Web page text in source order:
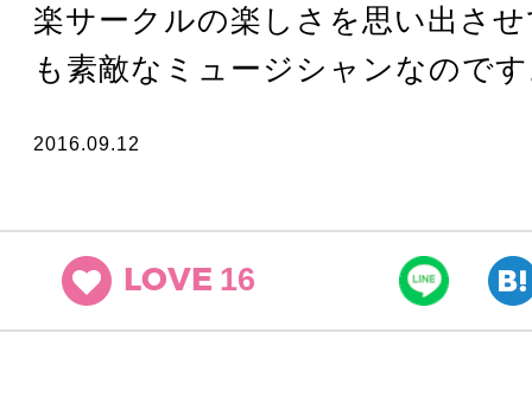
楽サークルの楽しさを思い出さ
も素敵なミュージシャンなので
2016.09.12
LOVE 16